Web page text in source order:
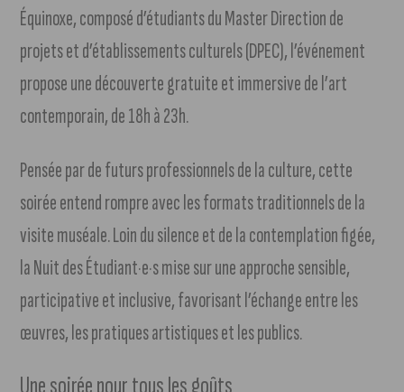
Équinoxe, composé d’étudiants du Master Direction de
projets et d’établissements culturels (DPEC), l’événement
propose une découverte gratuite et immersive de l’art
contemporain, de 18h à 23h.
Pensée par de futurs professionnels de la culture, cette
soirée entend rompre avec les formats traditionnels de la
visite muséale. Loin du silence et de la contemplation figée,
la Nuit des Étudiant·e·s mise sur une approche sensible,
participative et inclusive, favorisant l’échange entre les
œuvres, les pratiques artistiques et les publics.